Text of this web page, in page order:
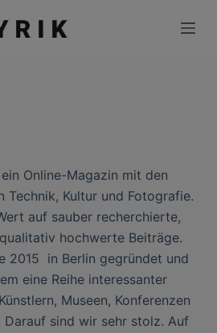
Online-Magazin mit den
Technik, Kultur und Fotografie.
auf sauber recherchierte,
hochwerte Beiträge.
2015 in Berlin gegründet und
eine Reihe interessanter
Museen, Konferenzen
sind wir sehr stolz. Auf